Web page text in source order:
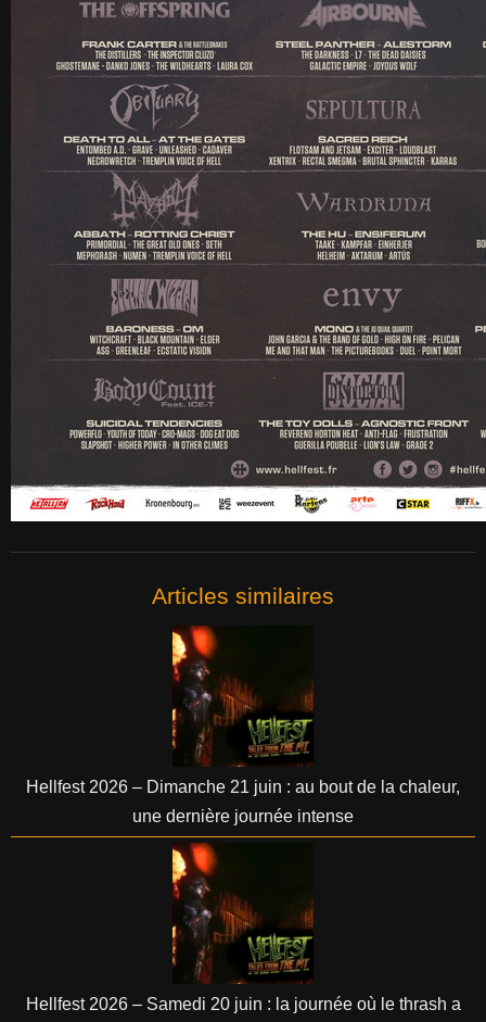
Articles similaires
Hellfest 2026 – Dimanche 21 juin : au bout de la chaleur,
une dernière journée intense
Hellfest 2026 – Samedi 20 juin : la journée où le thrash a